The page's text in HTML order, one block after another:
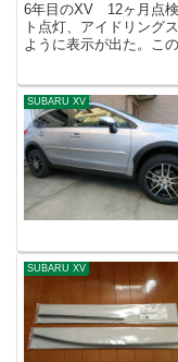
6年目のXV 12ヶ月点
ト点灯、アイドリング
ように表示が出た。こ
SUBARU XV
SUBARU XV